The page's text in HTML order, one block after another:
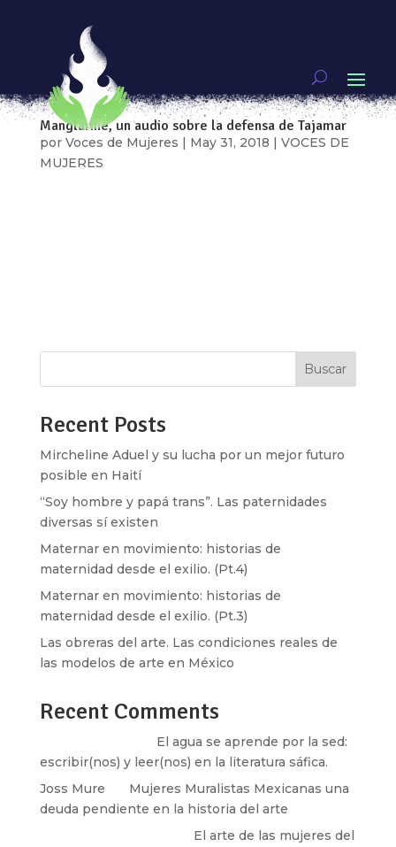
https://ia801509.us.archive.org/35/items/Manglari
ne/AUD-20171123-WA0000.mp3
Manglarine, un audio sobre la defensa de Tajamar
por Voces de Mujeres | May 31, 2018 | VOCES DE
MUJERES
Buscar
Recent Posts
Mircheline Aduel y su lucha por un mejor futuro
posible en Haití
“Soy hombre y papá trans”. Las paternidades
diversas sí existen
Maternar en movimiento: historias de
maternidad desde el exilio. (Pt.4)
Maternar en movimiento: historias de
maternidad desde el exilio. (Pt.3)
Las obreras del arte. Las condiciones reales de
las modelos de arte en México
Recent Comments
El agua se aprende por la sed:
escribir(nos) y leer(nos) en la literatura sáfica.
Joss Mure
Mujeres Muralistas Mexicanas una
deuda pendiente en la historia del arte
El arte de las mujeres del